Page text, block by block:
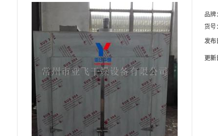
品牌
货号
发布
更新